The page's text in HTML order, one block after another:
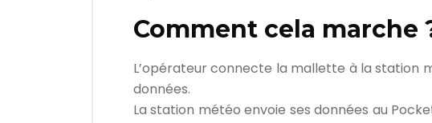
Comment cela marche
L’opérateur connecte la mallette à la station
données.
La station météo envoie ses données au